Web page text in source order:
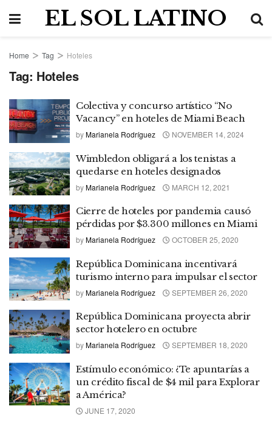
EL SOL LATINO
Home Tag Hoteles
Tag: Hoteles
Colectiva y concurso artístico “No
Vacancy” en hoteles de Miami Beach
byMarianela Rodríguez NOVEMBER 14, 2024
Wimbledon obligará a los tenistas a
quedarse en hoteles designados
byMarianela Rodríguez MARCH 12, 2021
Cierre de hoteles por pandemia causó
pérdidas por $3.300 millones en Miami
byMarianela Rodríguez OCTOBER 25, 2020
República Dominicana incentivará
turismo interno para impulsar el sector
byMarianela Rodríguez SEPTEMBER 26, 2020
República Dominicana proyecta abrir
sector hotelero en octubre
byMarianela Rodríguez SEPTEMBER 18, 2020
Estímulo económico: ¿Te apuntarías a
un crédito fiscal de $4 mil para Explorar
a América?
JUNE 17, 2020